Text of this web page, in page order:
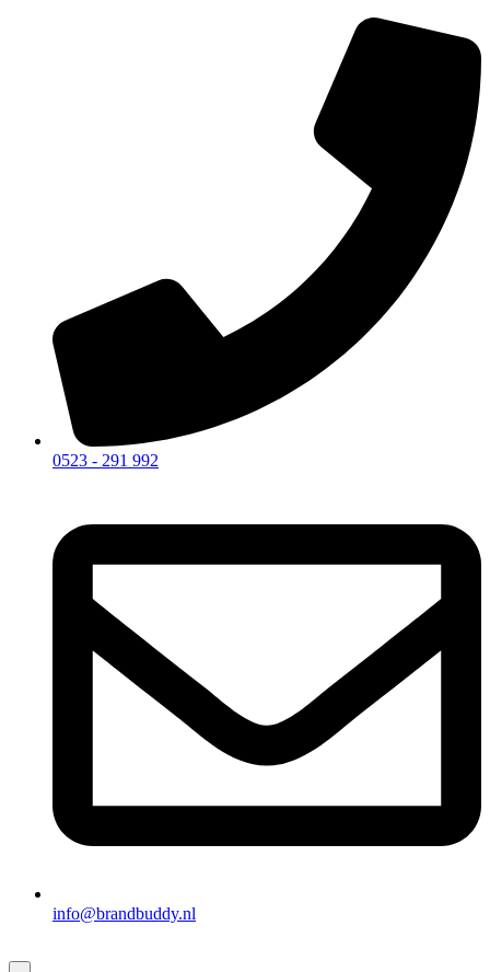
0523 - 291 992
info@brandbuddy.nl